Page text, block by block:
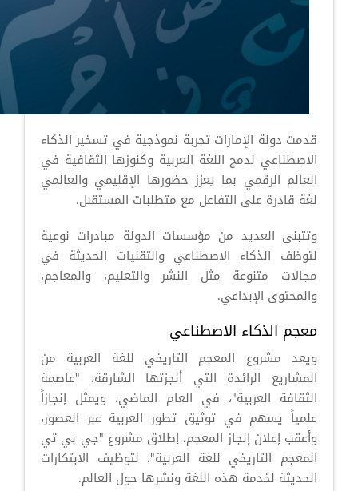
قدمت دولة الإمارات تجربة نموذجية في تسخير الذكاء
الاصطناعي لدمج اللغة العربية وكنوزها الثقافية في
العالم الرقمي بما يعزز حضورها الإقليمي والعالمي
لغة قادرة على التفاعل مع متطلبات المستقبل.
وتتبنى العديد من مؤسسات الدولة مبادرات نوعية
لتوظف الذكاء الاصطناعي والتقنيات الحديثة في
مجالات متنوعة مثل النشر والتعليم، والمعاجم،
والمحتوى الإبداعي.
معجم الذكاء الاصطناعي
ويعد مشروع المعجم التاريخي للغة العربية من
المشاريع الرائدة التي أنجزتها الشارقة، "عاصمة
الثقافة العربية"، في العام الماضي، ويمثل إنجازاً
علمياً يسهم في توثيق تطور العربية عبر العصور،
وأعقب إعلان إنجاز المعجم، إطلاق مشروع "جي بي تي
المعجم التاريخي للغة العربية"، لتوظيف الابتكارات
الحديثة لخدمة هذه اللغة ونشرها حول العالم.